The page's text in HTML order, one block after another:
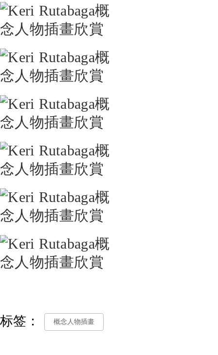
标签： 概念人物插畫